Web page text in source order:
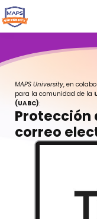
MAPS University, en
para la comunidad de la
(UABC):
Protección
correo